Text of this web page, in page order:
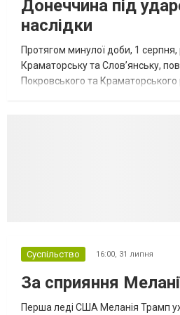
Донеччина під
наслідки
Протягом минулої доби, 1 серпня,
Краматорську та Слов’янську,
Покровського та
Суспільство 16:00, 31 липня
За сприяння
Перша леді США Меланія Трамп